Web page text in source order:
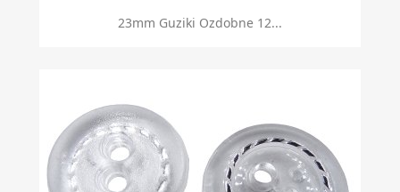
23mm Guziki Ozdobne 12...